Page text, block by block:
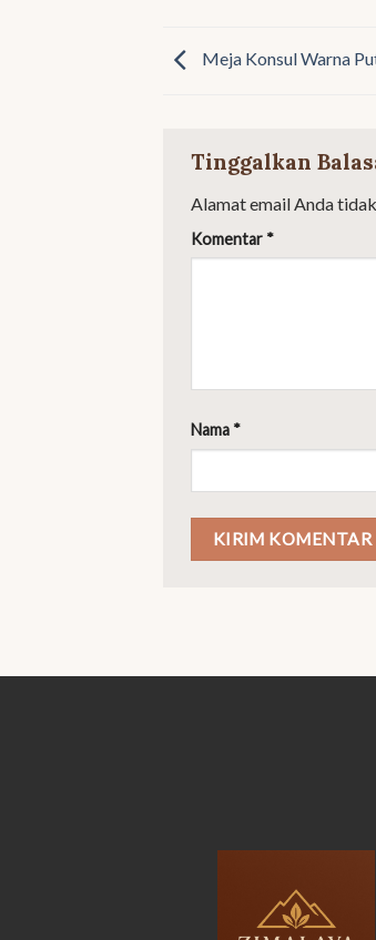
Meja Konsul Warna
Tinggalkan
Alamat email Anda
Komentar *
Nama *